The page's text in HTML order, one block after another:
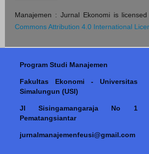
Manajemen : Jurnal Ekonomi is
Commons Attribution 4.0 International
Program Studi Manajemen
Fakultas Ekonomi - Universitas
Simalungun (USI)
Jl Sisingamangaraja No 1
Pematangsiantar
jurnalmanajemenfeusi@gmail.com